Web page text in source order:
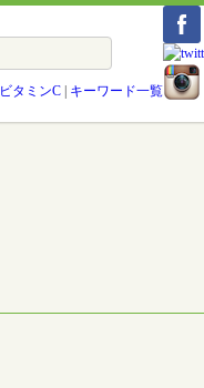
ビタミンC|
キーワード一覧